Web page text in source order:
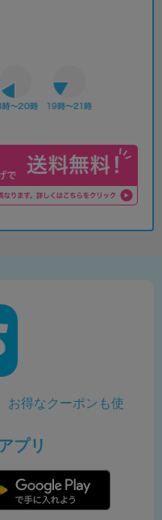
お得なクーポンも使
プリ